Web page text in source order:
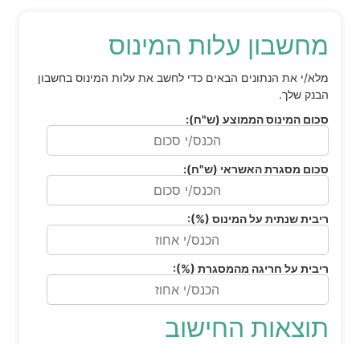
מחשבון עלות המינוס
מלא/י את הנתונים הבאים כדי לחשב את עלות המינוס בחשבון
הבנק שלך.
סכום המינוס הממוצע (ש"ח):
סכום מסגרת האשראי (ש"ח):
ריבית שנתית על המינוס (%):
ריבית על חריגה מהמסגרת (%):
תוצאות החישוב